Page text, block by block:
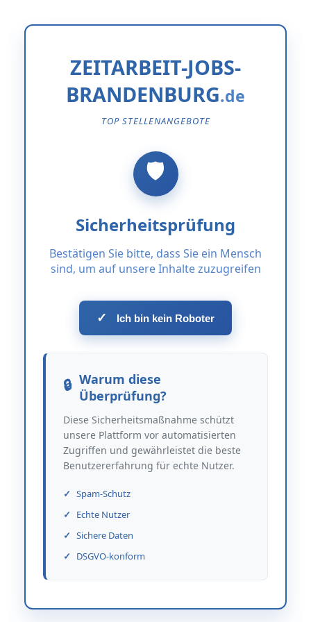
ZEITARBEIT-JOBS-
BRANDENBURG
TOP STELLENANGEBOTE
Sicherheitsprüfung
Bestätigen Sie bitte, dass Sie ein Mensch
sind, um auf unsere Inhalte zuzugreifen
✓ Ich bin kein Roboter
Warum diese
Überprüfung?
Diese Sicherheitsmaßnahme schützt
unsere Plattform vor automatisierten
Zugriffen und gewährleistet die beste
Benutzererfahrung für echte Nutzer.
Spam-Schutz
Echte Nutzer
Sichere Daten
DSGVO-konform